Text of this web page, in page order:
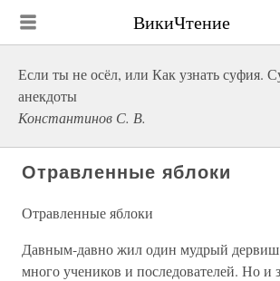
ВикиЧтение
Если ты не осёл, или Как узнать суфия.
анекдоты
Константинов С. В.
Отравленные яблоки
Отравленные яблоки
Давным-давно жил один мудрый
много учеников и последователей. Но и